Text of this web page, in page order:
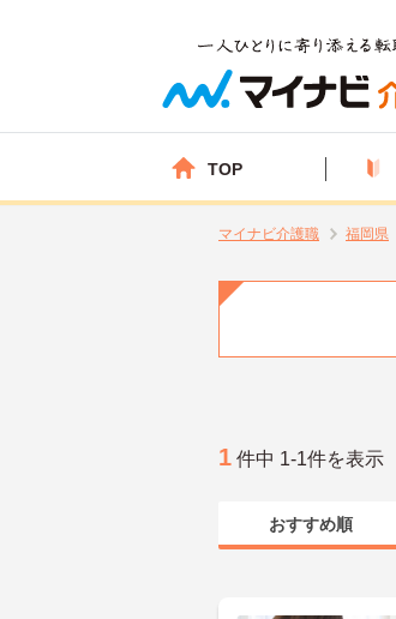
TOP
マイナビ介護職 福岡県
1 件中 1-1件を表示
おすすめ順